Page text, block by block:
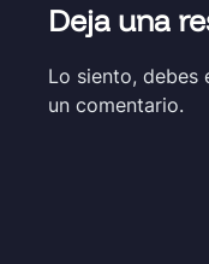
Deja una
Lo siento, debes
un comentario.